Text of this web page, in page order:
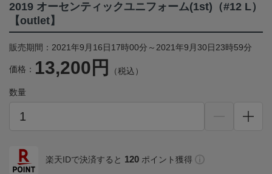
2019 オーセンティックユニフォーム(1st)（#12 L）
【outlet】
販売期間：2021年9月16日17時00分～2021年9月30日23時59分
価格： 13,200円 （税込）
数量
楽天IDで決済すると 120 ポイント獲得